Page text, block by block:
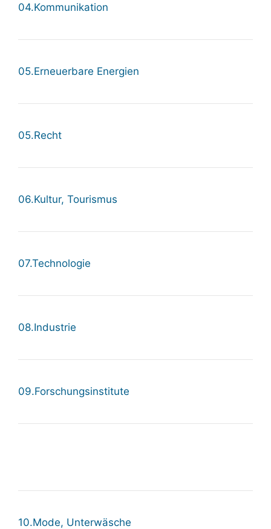
04.Kommunikation
05.Erneuerbare Energien
05.Recht
06.Kultur, Tourismus
07.Technologie
08.Industrie
09.Forschungsinstitute
10.Mode, Unterwäsche